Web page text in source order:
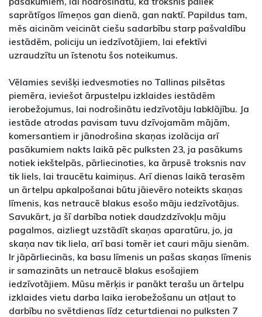
saprātīgos līmeņos gan dienā, gan naktī. Papildus tam,
mēs aicinām veicināt ciešu sadarbību starp pašvaldību
iestādēm, policiju un iedzīvotājiem, lai efektīvi
uzraudzītu un īstenotu šos noteikumus.
Vēlamies sevišķi iedvesmoties no Tallinas pilsētas
piemēra, ieviešot ārpustelpu izklaides iestādēm
ierobežojumus, lai nodrošinātu iedzīvotāju labklājību. Ja
iestāde atrodas pavisam tuvu dzīvojamām mājām,
komersantiem ir jānodrošina skaņas izolācija arī
pasākumiem nakts laikā pēc pulksten 23, ja pasākums
notiek iekštelpās, pārliecinoties, ka ārpusē troksnis nav
tik liels, lai traucētu kaimiņus. Arī dienas laikā terasēm
un ārtelpu apkalpošanai būtu jāievēro noteikts skaņas
līmenis, kas netraucē blakus esošo māju iedzīvotājus.
Savukārt, ja šī darbība notiek daudzdzīvokļu māju
pagalmos, aizliegt uzstādīt skaņas aparatūru, jo, ja
skaņa nav tik liela, arī basi tomēr iet cauri māju sienām.
Ir jāpārliecinās, ka basu līmenis un pašas skaņas līmenis
ir samazināts un netraucē blakus esošajiem
iedzīvotājiem. Mūsu mērķis ir panākt terašu un ārtelpu
izklaides vietu darba laika ierobežošanu un atļaut to
darbību no svētdienas līdz ceturtdienai no pulksten 7